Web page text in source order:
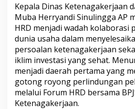
j
a
R
n
t
a
n
d
a
n
Kepala Dinas Ketenagakerjaan
Muba Herryandi Sinulingga AP
HRD menjadi wadah kolaborasi
dunia usaha dalam
persoalan ketenagakerjaan
iklim investasi yang sehat.
menjadi daerah pertama yang
gotong royong perlindungan
melalui Forum HRD bersama
Ketenagakerjaan.